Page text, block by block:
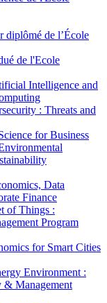
diplômé de l’École
de l'Ecole
Intelligence and
: Threats and
for Business
Data
Finance
of Things :
Program
for Smart Cities
Environment :
& Management